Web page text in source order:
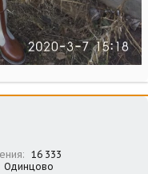
16 333
Одинцово